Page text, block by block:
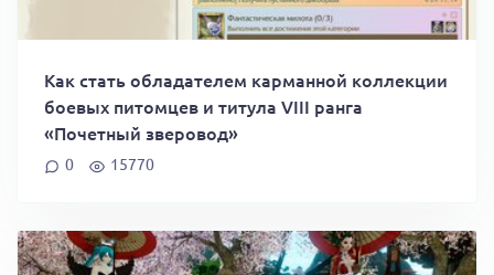
Как стать обладателем карманной коллекции
боевых питомцев и титула VIII ранга
«Почетный зверовод»
0 15770